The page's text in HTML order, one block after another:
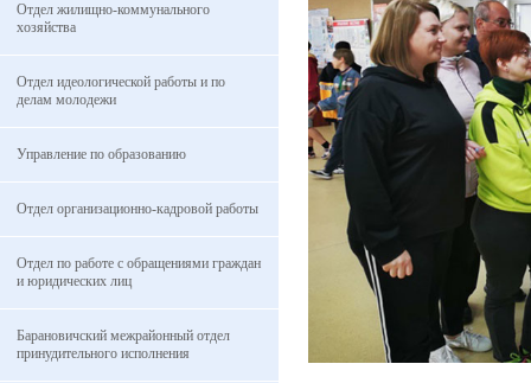
Отдел жилищно-коммунального
хозяйства
Отдел идеологической работы и по
делам молодежи
Управление по образованию
Отдел организационно-кадровой работы
Отдел по работе с обращениями граждан
и юридических лиц
Барановичский межрайонный отдел
принудительного исполнения